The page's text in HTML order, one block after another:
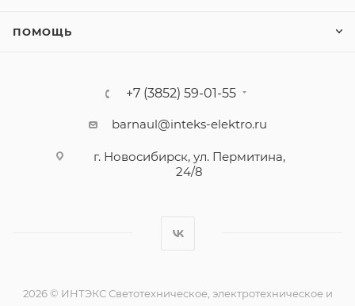
ПОМОЩЬ
+7 (3852) 59-01-55
barnaul@inteks-elektro.ru
г. Новосибирск, ул. Пермитина,
24/8
2026 © ИНТЭКС Светотехническое, электротехническое и